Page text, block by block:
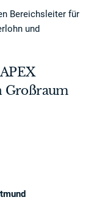
Bereichsleiter für
und
Großraum